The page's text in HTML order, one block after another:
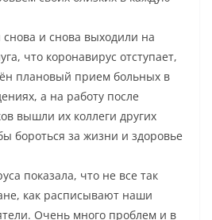
и снова выходили на
что коронавирус отступает,
плановый прием больных в
а на работу после
вышли их коллеги других
бороться за жизни и здоровье
показала, что не все так
как расписывают наши
Очень много проблем и в